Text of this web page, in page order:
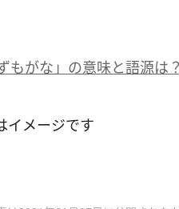
ずもがな」の意味と語源
イメージです